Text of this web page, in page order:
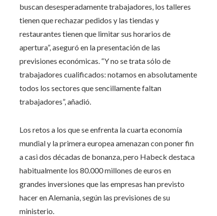
buscan desesperadamente trabajadores, los talleres
tienen que rechazar pedidos y las tiendas y
restaurantes tienen que limitar sus horarios de
apertura”, aseguró en la presentación de las
previsiones económicas. “Y no se trata sólo de
trabajadores cualificados: notamos en absolutamente
todos los sectores que sencillamente faltan
trabajadores”, añadió.
Los retos a los que se enfrenta la cuarta economía
mundial y la primera europea amenazan con poner fin
a casi dos décadas de bonanza, pero Habeck destaca
habitualmente los 80.000 millones de euros en
grandes inversiones que las empresas han previsto
hacer en Alemania, según las previsiones de su
ministerio.